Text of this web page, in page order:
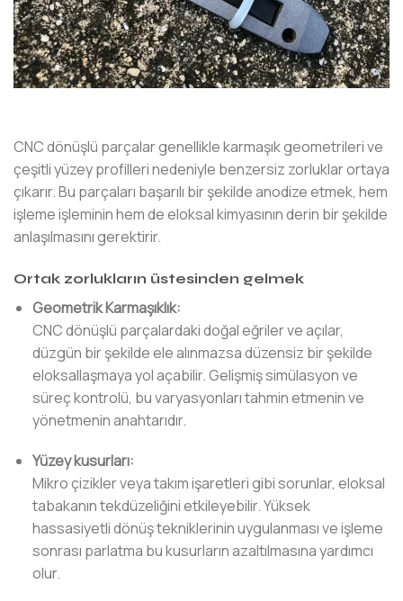
CNC dönüşlü parçalar genellikle karmaşık geometrileri ve
çeşitli yüzey profilleri nedeniyle benzersiz zorluklar ortaya
çıkarır. Bu parçaları başarılı bir şekilde anodize etmek, hem
işleme işleminin hem de eloksal kimyasının derin bir şekilde
anlaşılmasını gerektirir.
Ortak zorlukların üstesinden gelmek
Geometrik Karmaşıklık:
CNC dönüşlü parçalardaki doğal eğriler ve açılar,
düzgün bir şekilde ele alınmazsa düzensiz bir şekilde
eloksallaşmaya yol açabilir. Gelişmiş simülasyon ve
süreç kontrolü, bu varyasyonları tahmin etmenin ve
yönetmenin anahtarıdır.
Yüzey kusurları:
Mikro çizikler veya takım işaretleri gibi sorunlar, eloksal
tabakanın tekdüzeliğini etkileyebilir. Yüksek
hassasiyetli dönüş tekniklerinin uygulanması ve işleme
sonrası parlatma bu kusurların azaltılmasına yardımcı
olur.